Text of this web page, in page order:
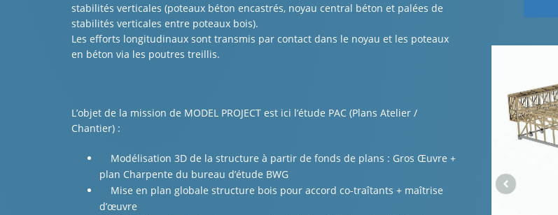
stabilités verticales (poteaux béton encastrés, noyau central béton et palées de
stabilités verticales entre poteaux bois).
Les efforts longitudinaux sont transmis par contact dans le noyau et les poteaux
en béton via les poutres treillis.
L’objet de la mission de MODEL PROJECT est ici l’étude PAC (Plans Atelier /
Chantier) :
Modélisation 3D de la structure à partir de fonds de plans : Gros Œuvre +
plan Charpente du bureau d’étude BWG
Mise en plan globale structure bois pour accord co-traîtants + maîtrise
d’œuvre